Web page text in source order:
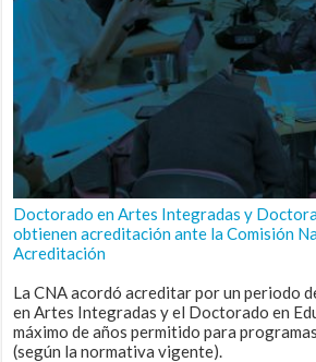
Doctorado en Artes Integradas y
obtienen acreditación ante la Comisión
Acreditación
La CNA acordó acreditar por un periodo
en Artes Integradas y el Doctorado en
máximo de años permitido para
(según la normativa vigente).